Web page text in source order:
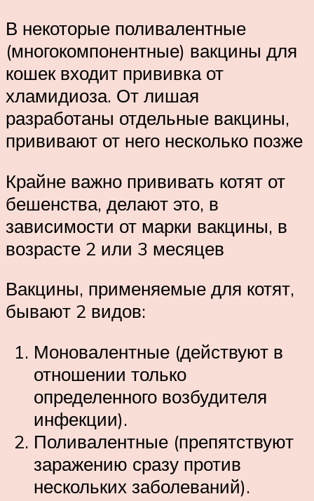
В некоторые поливалентные
(многокомпонентные) вакцины для
кошек входит прививка от
хламидиоза. От лишая
разработаны отдельные вакцины,
прививают от него несколько позже
Крайне важно прививать котят от
бешенства, делают это, в
зависимости от марки вакцины, в
возрасте 2 или 3 месяцев
Вакцины, применяемые для котят,
бывают 2 видов:
Моновалентные (действуют в
отношении только
определенного возбудителя
инфекции).
Поливалентные (препятствуют
заражению сразу против
нескольких заболеваний).